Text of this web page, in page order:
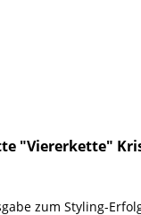
"Viererkette"
zum Styling-